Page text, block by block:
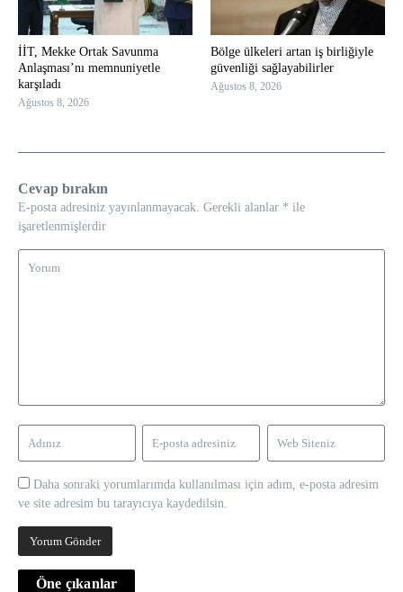
İİT, Mekke Ortak Savunma
Anlaşması’nı memnuniyetle
karşıladı
Ağustos 8, 2026
Bölge ülkeleri artan iş birliğiyle
güvenliği sağlayabilirler
Ağustos 8, 2026
Cevap bırakın
E-posta adresiniz yayınlanmayacak. Gerekli alanlar * ile
işaretlenmişlerdir
Daha sonraki yorumlarımda kullanılması için adım, e-posta adresim
ve site adresim bu tarayıcıya kaydedilsin.
Öne çıkanlar